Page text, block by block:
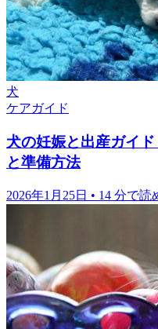
犬
ケアガイド
犬の妊娠と出産ガイ
と準備方法
2026年1月25日 • 14 分で読